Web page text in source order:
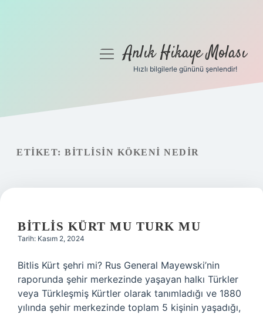
Gizlilik Politikası
menüyüAnlık Hikaye Molası
Hızlı bilgilerle gününü şenlendir!
ETIKET: BITLISIN KÖKENI NEDIR
BITLIS KÜRT MU TURK MU
Tarih: Kasım 2, 2024
Bitlis Kürt şehri mi? Rus General Mayewski’nin
raporunda şehir merkezinde yaşayan halkı Türkler
veya Türkleşmiş Kürtler olarak tanımladığı ve 1880
yılında şehir merkezinde toplam 5 kişinin yaşadığı,